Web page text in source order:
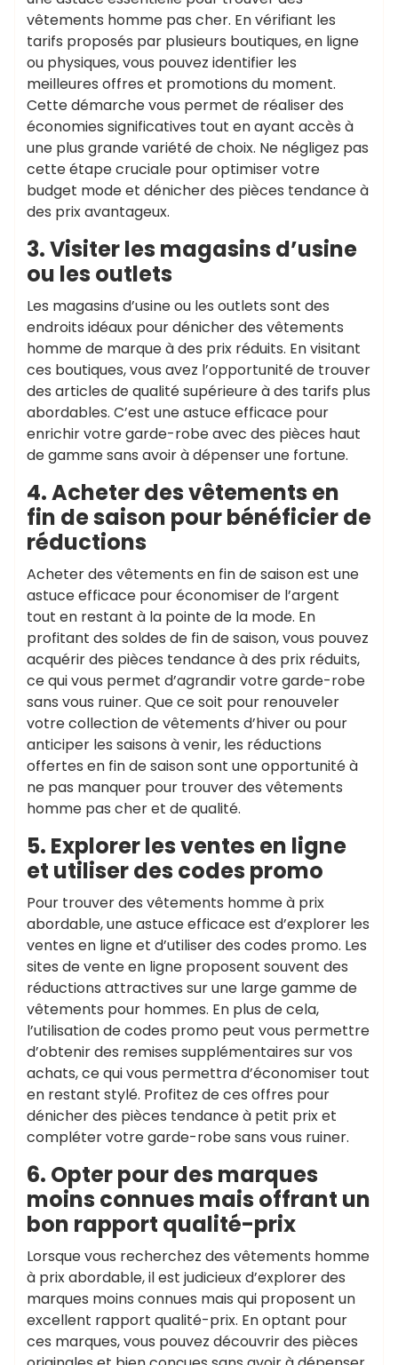
vêtements homme pas cher. En vérifiant les
tarifs proposés par plusieurs boutiques, en ligne
ou physiques, vous pouvez identifier les
meilleures offres et promotions du moment.
Cette démarche vous permet de réaliser des
économies significatives tout en ayant accès à
une plus grande variété de choix. Ne négligez pas
cette étape cruciale pour optimiser votre
budget mode et dénicher des pièces tendance à
des prix avantageux.
3. Visiter les magasins d’usine
ou les outlets
Les magasins d’usine ou les outlets sont des
endroits idéaux pour dénicher des vêtements
homme de marque à des prix réduits. En visitant
ces boutiques, vous avez l’opportunité de trouver
des articles de qualité supérieure à des tarifs plus
abordables. C’est une astuce efficace pour
enrichir votre garde-robe avec des pièces haut
de gamme sans avoir à dépenser une fortune.
4. Acheter des vêtements en
fin de saison pour bénéficier de
réductions
Acheter des vêtements en fin de saison est une
astuce efficace pour économiser de l’argent
tout en restant à la pointe de la mode. En
profitant des soldes de fin de saison, vous pouvez
acquérir des pièces tendance à des prix réduits,
ce qui vous permet d’agrandir votre garde-robe
sans vous ruiner. Que ce soit pour renouveler
votre collection de vêtements d’hiver ou pour
anticiper les saisons à venir, les réductions
offertes en fin de saison sont une opportunité à
ne pas manquer pour trouver des vêtements
homme pas cher et de qualité.
5. Explorer les ventes en ligne
et utiliser des codes promo
Pour trouver des vêtements homme à prix
abordable, une astuce efficace est d’explorer les
ventes en ligne et d’utiliser des codes promo. Les
sites de vente en ligne proposent souvent des
réductions attractives sur une large gamme de
vêtements pour hommes. En plus de cela,
l’utilisation de codes promo peut vous permettre
d’obtenir des remises supplémentaires sur vos
achats, ce qui vous permettra d’économiser tout
en restant stylé. Profitez de ces offres pour
dénicher des pièces tendance à petit prix et
compléter votre garde-robe sans vous ruiner.
6. Opter pour des marques
moins connues mais offrant un
bon rapport qualité-prix
Lorsque vous recherchez des vêtements homme
à prix abordable, il est judicieux d’explorer des
marques moins connues mais qui proposent un
excellent rapport qualité-prix. En optant pour
ces marques, vous pouvez découvrir des pièces